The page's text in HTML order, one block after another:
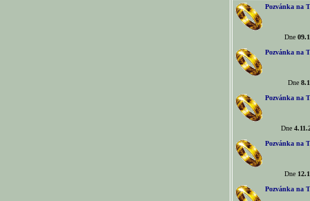
Pozvánka na
Dne
Pozvánka na
Dne
Pozvánka na
Dne
Pozvánka na
Dne
Pozvánka na